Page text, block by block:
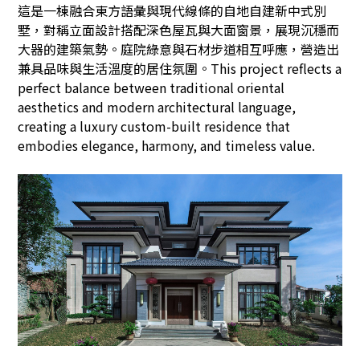
這是一棟融合東方語彙與現代線條的自地自建新中式別
墅，對稱立面設計搭配深色屋瓦與大面窗景，展現沉穩而
大器的建築氣勢。庭院綠意與石材步道相互呼應，營造出
兼具品味與生活溫度的居住氛圍。This project reflects a
perfect balance between traditional oriental
aesthetics and modern architectural language,
creating a luxury custom-built residence that
embodies elegance, harmony, and timeless value.